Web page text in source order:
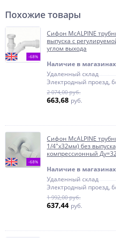
Похожие товары
-68%
Сифон McALPINE
выпуска с
углом выхода
Наличие в магазинах
Удаленный склад
Электродный проезд,
2 074,00 руб.
663,68 руб.
-68%
Сифон McALPINE
1/4"х32мм) без
компрессионный
Наличие в магазинах
Удаленный склад
Электродный проезд,
1 992,00 руб.
637,44 руб.